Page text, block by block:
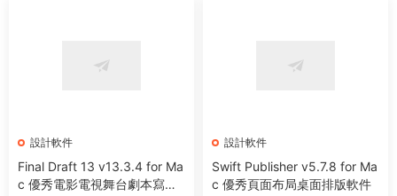
設計軟件
Final Draft 13 v13.3.4 for Ma
c 優秀電影電視舞台劇本寫作
設計軟件
Swift Publisher v5.7.8 for Ma
c 優秀頁面布局桌面排版軟件